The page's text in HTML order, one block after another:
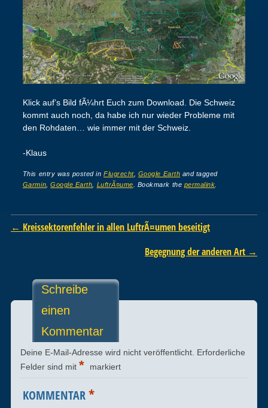
Klick auf’s Bild fÃ¼hrt Euch zum Download. Die Schweiz
kommt auch noch, da habe ich nur wieder Probleme mit
den Rohdaten… wie immer mit der Schweiz.
-Klaus
This entry was posted inFlugrecht, Google Earth and tagged
Garmin ,Google Earth LuftrÃ¤ume . Bookmark the permalink
Post navigation
← Kreissektorenfehler in allen LuftrÃ¤umen beseitigt
Begegnung der anderen Art →
Schreibe
einen
Kommentar
Deine E-Mail-Adresse wird nicht veröffentlicht. Erforderliche
Felder sind mit * markiert
KOMMENTAR*